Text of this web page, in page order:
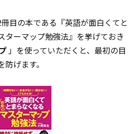
目の本である『英語が面白くてと
ターマップ勉強法』を挙げておき
」を使っていただくと、最初の目
げます。